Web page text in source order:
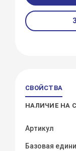
СВОЙСТВА
НАЛИЧИЕ НА
Артикул
Базовая